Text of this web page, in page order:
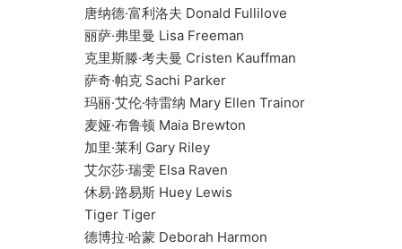
唐纳德·富利洛夫 Donald Fullilove
丽萨·弗里曼 Lisa Freeman
克里斯滕·考夫曼 Cristen Kauffman
萨奇·帕克 Sachi Parker
玛丽·艾伦·特雷纳 Mary Ellen Trainor
麦娅·布鲁顿 Maia Brewton
加里·莱利 Gary Riley
艾尔莎·瑞雯 Elsa Raven
休易·路易斯 Huey Lewis
Tiger Tiger
德博拉·哈蒙 Deborah Harmon